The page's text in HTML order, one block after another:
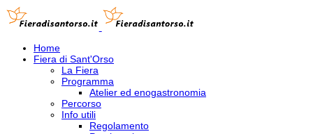
Home
Fiera di Sant'Orso
La Fiera
Programma
Atelier ed enogastronomia
Percorso
Info utili
Regolamento